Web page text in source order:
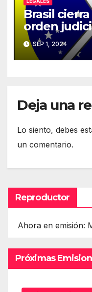
Brasil
orden
SEP 1, 2024
Deja una
Lo siento, debes
un comentario.
Reproductor
Ahora en emisión:
Próximas